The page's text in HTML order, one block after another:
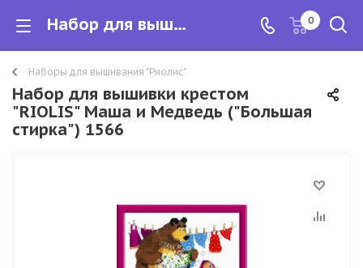
Набор для вышивки крестом "RIOLIS" Маша и Медведь ("Большая стирка") 1566 0
Наборы для вышивания "Риолис"
Набор для вышивки крестом
"RIOLIS" Маша и Медведь ("Большая
стирка") 1566